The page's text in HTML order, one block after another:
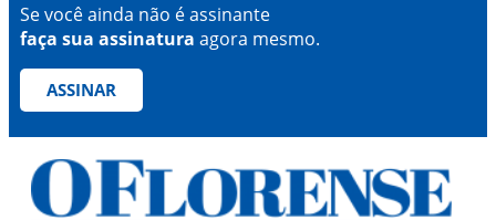
Se você ainda não é assinante
faça sua assinatura agora mesmo.
ASSINAR